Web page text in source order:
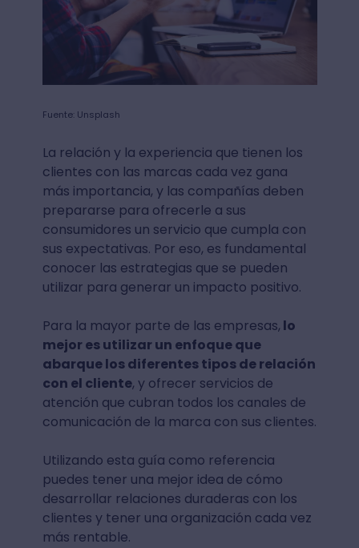
Fuente: Unsplash
La relación y la experiencia que tienen los
clientes con las marcas cada vez gana
más importancia, y las compañías deben
prepararse para ofrecerle a sus
consumidores un servicio que cumpla con
sus expectativas. Por eso, es fundamental
conocer las estrategias que se pueden
utilizar para generar un impacto positivo.
Para la mayor parte de las empresas, lo
mejor es utilizar un enfoque que
abarque los diferentes tipos de relación
con el cliente, y ofrecer servicios de
atención que cubran todos los canales de
comunicación de la marca con sus clientes.
Utilizando esta guía como referencia
puedes tener una mejor idea de cómo
desarrollar relaciones duraderas con los
clientes y tener una organización cada vez
más rentable.